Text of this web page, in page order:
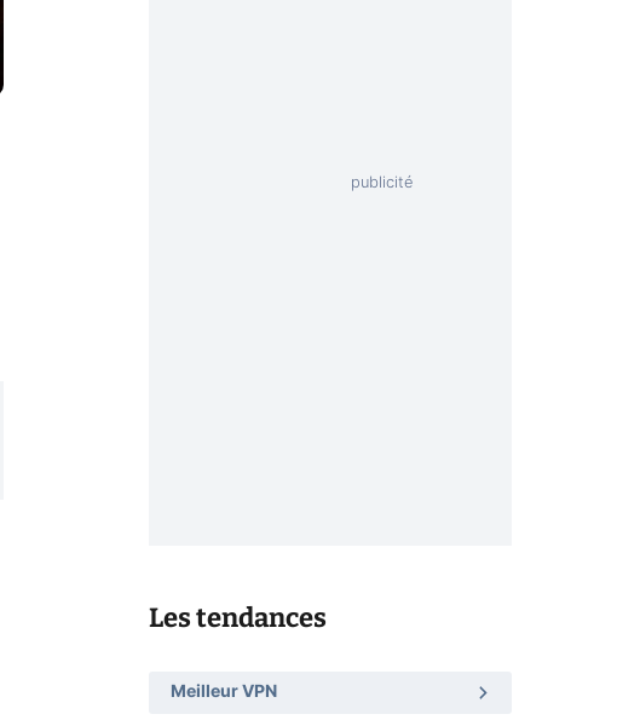
Les tendances
Meilleur VPN